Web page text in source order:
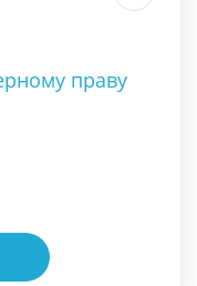
праву